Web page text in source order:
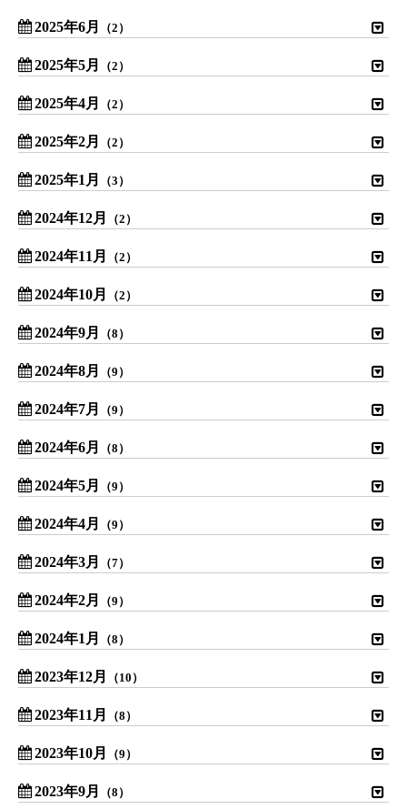
2025年6月 （2）
2025年5月 （2）
2025年4月 （2）
2025年2月 （2）
2025年1月 （3）
2024年12月 （2）
2024年11月 （2）
2024年10月 （2）
2024年9月 （8）
2024年8月 （9）
2024年7月 （9）
2024年6月 （8）
2024年5月 （9）
2024年4月 （9）
2024年3月 （7）
2024年2月 （9）
2024年1月 （8）
2023年12月 （10）
2023年11月 （8）
2023年10月 （9）
2023年9月 （8）